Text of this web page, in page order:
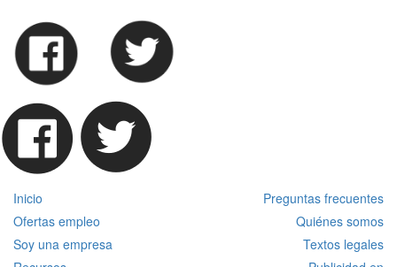
Inicio
Preguntas frecuentes
Ofertas empleo
Quiénes somos
Soy una empresa
Textos legales